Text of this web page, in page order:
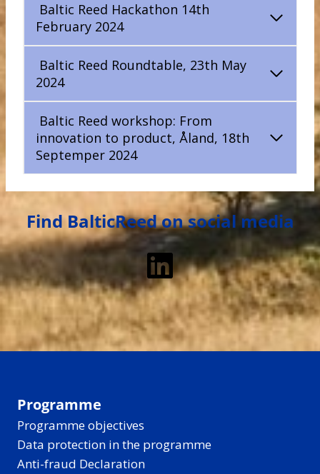
Baltic Reed Hackathon 14th
February 2024
Baltic Reed Roundtable, 23th May
2024
Baltic Reed workshop: From
innovation to product, Åland, 18th
Septemper 2024
Find BalticReed on social media
LinkedIn
Programme
Programme objectives
Data protection in the programme
Anti-fraud Declaration